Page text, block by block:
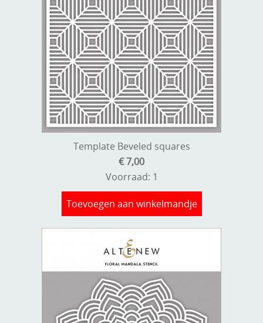
Kleurmateriaal-tekenmateriaal
Kneedmateriaal
Knipvellen
Leuke versieringen
Merken
Netjes opbergen
Papier en karton
Snijmaterialen
Stans machine en embossing machines
Template, mask, stencils, grids
Template Beveled squares
€ 7,00
Voorraad: 1
Toevoegen aan winkelmandje